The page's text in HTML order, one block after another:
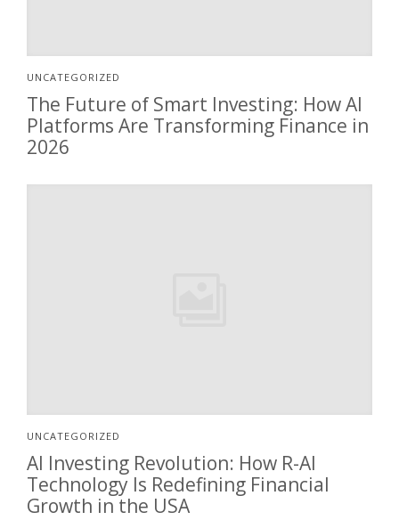
UNCATEGORIZED
The Future of Smart Investing: How AI
Platforms Are Transforming Finance in
2026
UNCATEGORIZED
AI Investing Revolution: How R-AI
Technology Is Redefining Financial
Growth in the USA